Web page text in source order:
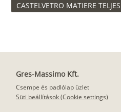
CASTELVETRO MATIERE
Gres-Massimo Kft.
Csempe és padlólap üzlet
Süti beállítások (Cookie settings)